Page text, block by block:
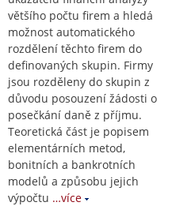
většího počtu firem a hledá
možnost automatického
rozdělení těchto firem do
definovaných skupin. Firmy
jsou rozděleny do skupin z
důvodu posouzení žádosti o
posečkání daně z příjmu.
Teoretická část je popisem
elementárních metod,
bonitních a bankrotních
modelů a způsobu jejich
výpočtu …více